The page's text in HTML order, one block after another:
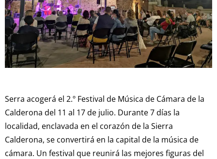
Serra acogerá el 2.º Festival de Música de Cámara de la
Calderona del 11 al 17 de julio. Durante 7 días la
localidad, enclavada en el corazón de la Sierra
Calderona, se convertirá en la capital de la música de
cámara. Un festival que reunirá las mejores figuras del